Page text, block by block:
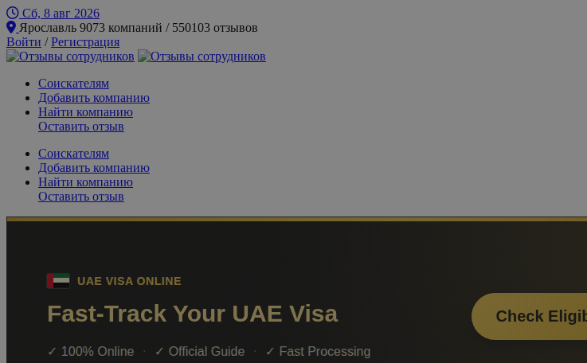
Сб, 8 авг 2026
Ярославль
9073 компаний / 550103 отзывов
Войти /Регистрация
Соискателям
Добавить компанию
Найти компанию
Оставить отзыв
Соискателям
Добавить компанию
Найти компанию
Оставить отзыв